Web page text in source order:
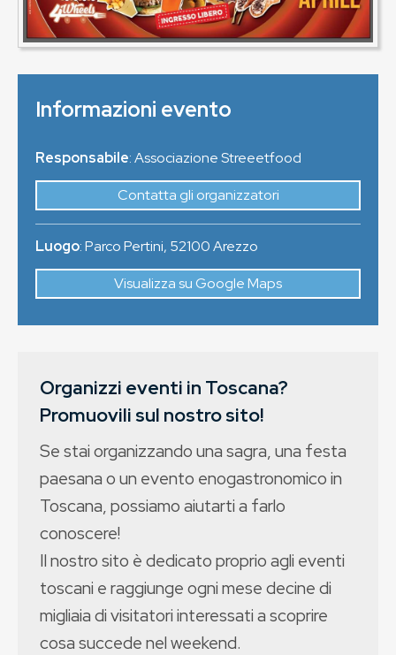
Informazioni evento
Responsabile: Associazione Streeetfood
Contatta gli organizzatori
Luogo:Parco Pertini, 52100Arezzo
Visualizza su Google Maps
Organizzi eventi in Toscana?
Promuovili sul nostro sito!
Se stai organizzando una sagra, una festa
paesana o un evento enogastronomico in
Toscana, possiamo aiutarti a farlo
conoscere!
Il nostro sito è dedicato proprio agli eventi
toscani e raggiunge ogni mese decine di
migliaia di visitatori interessati a scoprire
cosa succede nel weekend.